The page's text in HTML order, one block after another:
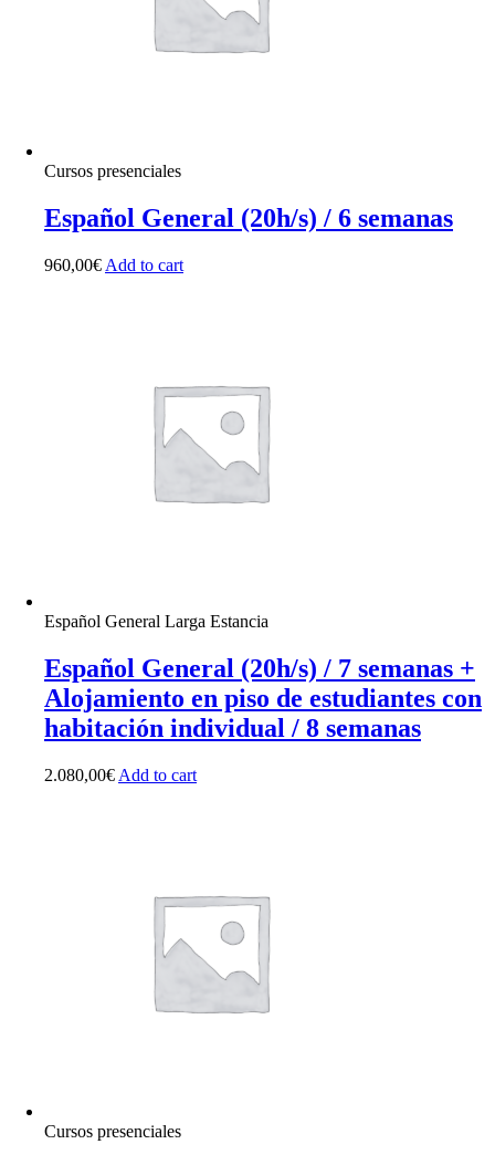
Cursos presenciales
Español General (20h/s) / 6 semanas
960,00€ Add to cart
Español General Larga Estancia
Español General (20h/s) / 7 semanas +
Alojamiento en piso de estudiantes con
habitación individual / 8 semanas
2.080,00€ Add to cart
Cursos presenciales